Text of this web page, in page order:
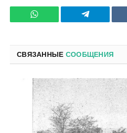
WhatsApp Телеграмм
СВЯЗАННЫЕ СООБЩЕНИЯ